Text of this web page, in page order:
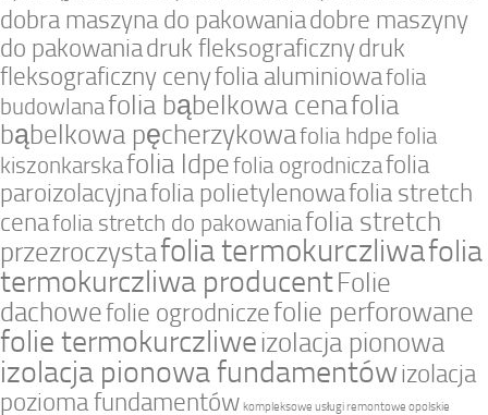
dobra maszyna do pakowaniadobre maszyny
do pakowaniadruk fleksograficznydruk
fleksograficzny cenyfolia aluminiowafolia
budowlanafolia bąbelkowa cenafolia
bąbelkowa pęcherzykowafolia hdpefolia
kiszonkarskafolia ldpefolia ogrodniczafolia
paroizolacyjnafolia polietylenowafolia stretch
cenafolia stretch do pakowaniafolia stretch
przezroczystafolia termokurczliwafolia
termokurczliwa producentFolie
dachowefolie ogrodniczefolie perforowane
folie termokurczliwe izolacja pionowa
izolacja pionowa fundamentówizolacja
pozioma fundamentów kompleksowe usługi remontowe opolskie